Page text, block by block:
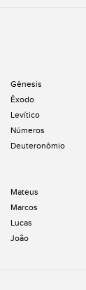
Gênesis
Êxodo
Levítico
Números
Deuteronômio
Mateus
Marcos
Lucas
João